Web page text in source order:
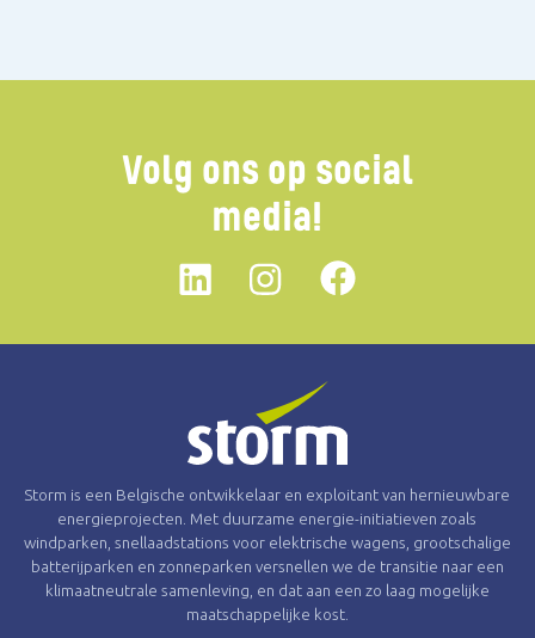
Volg ons op social
media!
Storm is een Belgische ontwikkelaar en exploitant van hernieuwbare
energieprojecten. Met duurzame energie-initiatieven zoals
windparken, snellaadstations voor elektrische wagens, grootschalige
batterijparken en zonneparken versnellen we de transitie naar een
klimaatneutrale samenleving, en dat aan een zo laag mogelijke
maatschappelijke kost.